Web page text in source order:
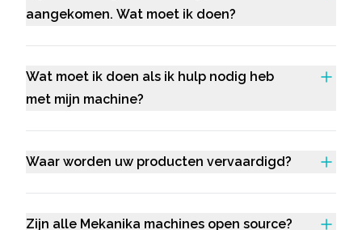
aangekomen. Wat moet ik doen?
Wat moet ik doen als ik hulp nodig heb
met mijn machine?
Waar worden uw producten vervaardigd?
Zijn alle Mekanika machines open source?